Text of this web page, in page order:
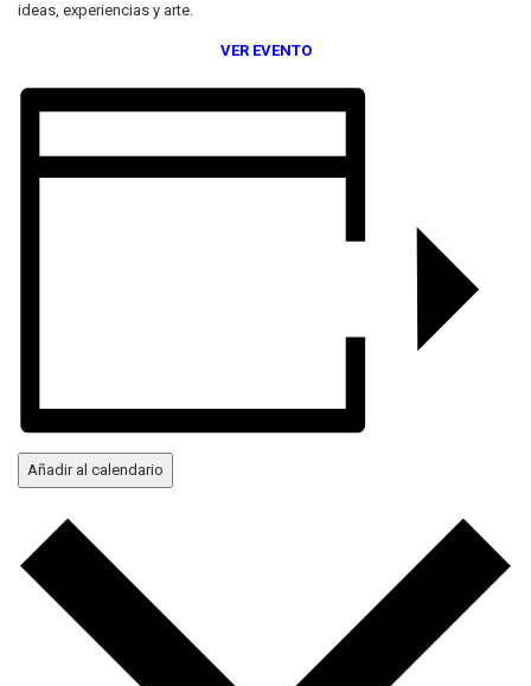
ideas, experiencias y arte.
VER EVENTO
Añadir al calendario